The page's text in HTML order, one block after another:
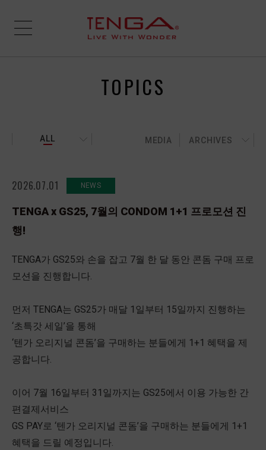
TOPICS
ALL MEDIA ARCHIVES
2026.07.01 NEWS
TENGA x GS25, 7월의 CONDOM 1+1 프로모션 진
행!
TENGA가 GS25와 손을 잡고 7월 한 달 동안 콘돔 구매 프로
모션을 진행합니다.
먼저 TENGA는 GS25가 매달 1일부터 15일까지 진행하는
‘초특갓 세일’을 통해
‘텐가 오리지널 콘돔’을 구매하는 분들에게 1+1 혜택을 제
공합니다.
이어 7월 16일부터 31일까지는 GS25에서 이용 가능한 간
편결제서비스
GS PAY로 ‘텐가 오리지널 콘돔’을 구매하는 분들에게 1+1
혜택을 드릴 예정입니다.